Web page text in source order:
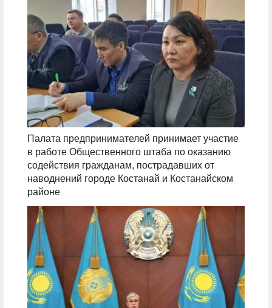
Палата предпринимателей принимает участие
в работе Общественного штаба по оказанию
содействия гражданам, пострадавших от
наводнений городе Костанай и Костанайском
районе